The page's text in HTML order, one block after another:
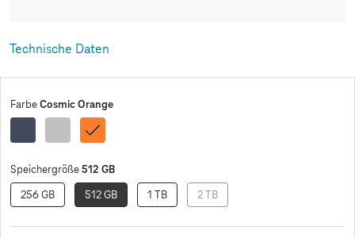
Technische Daten
Farbe Cosmic Orange
TiefblauSilber Cosmic
Orange
Speichergröße 512 GB
256 GB 512 GB 1 TB 2 TB